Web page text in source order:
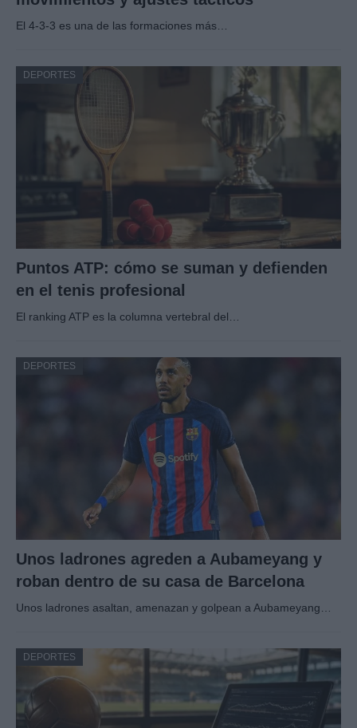
El 4-3-3 es una de las formaciones más…
DEPORTES
Puntos ATP: cómo se suman y defienden
en el tenis profesional
El ranking ATP es la columna vertebral del…
DEPORTES
Unos ladrones agreden a Aubameyang y
roban dentro de su casa de Barcelona
Unos ladrones asaltan, amenazan y golpean a Aubameyang…
DEPORTES